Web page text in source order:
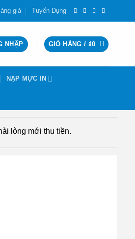
giá Tuyển Dụng
NHẬP GIỎ HÀNG / ₫0
NẠP MỰC IN
lòng mới thu tiền.